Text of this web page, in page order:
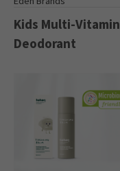
Kids Multi-Vitamin
Deodorant